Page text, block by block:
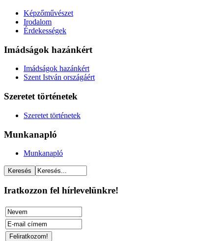
Képzőművészet
Irodalom
Érdekességek
Imádságok hazánkért
Imádságok hazánkért
Szent István országáért
Szeretet történetek
Szeretet történetek
Munkanapló
Munkanapló
Iratkozzon fel hírlevelünkre!